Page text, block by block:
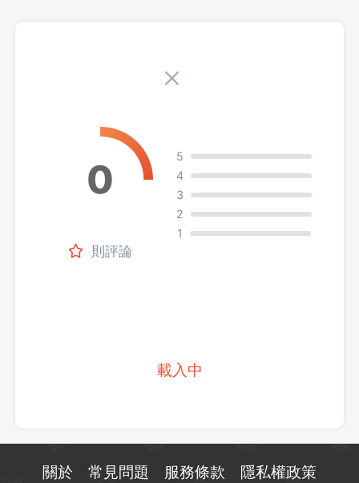
則評論
5
4
3
2
1
載入中
關於 常見問題 服務條款
隱私權政策